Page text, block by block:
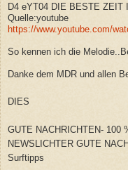
D4 eYT04 DIE BESTE ZEIT
Quelle:youtube
https://www.youtube.com/
So kennen ich die
Danke dem MDR und allen
DIES
GUTE NACHRICHTEN- 100
NEWSLICHTER GUTE
Surftipps